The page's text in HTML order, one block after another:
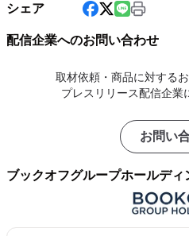
シェア
配信企業へのお問い合わせ
取材依頼・商品に対する
プレスリリース配信企業
お問い
ブックオフグループホールディ